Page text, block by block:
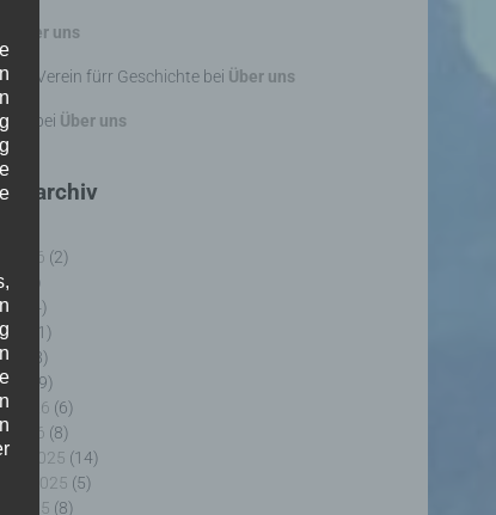
Über uns
Verein fürr Geschichte bei Über uns
bei Über uns
2026 (2)
(9)
(4)
(11)
(8)
(9)
2026 (6)
2026 (8)
2025 (14)
2025 (5)
2025 (8)